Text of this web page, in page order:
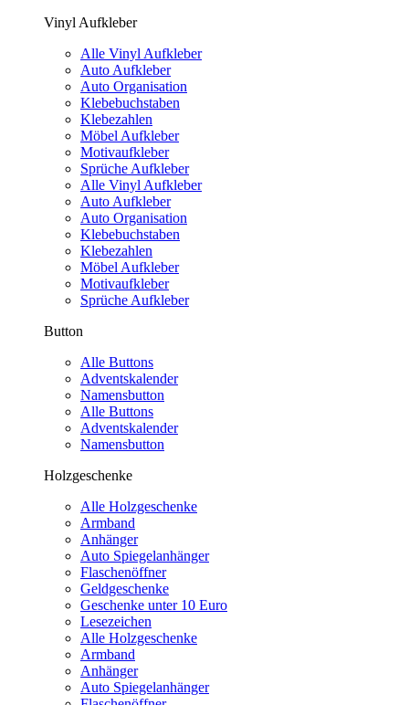
Vinyl Aufkleber
Alle Vinyl Aufkleber
Auto Aufkleber
Auto Organisation
Klebebuchstaben
Klebezahlen
Möbel Aufkleber
Motivaufkleber
Sprüche Aufkleber
Alle Vinyl Aufkleber
Auto Aufkleber
Auto Organisation
Klebebuchstaben
Klebezahlen
Möbel Aufkleber
Motivaufkleber
Sprüche Aufkleber
Button
Alle Buttons
Adventskalender
Namensbutton
Alle Buttons
Adventskalender
Namensbutton
Holzgeschenke
Alle Holzgeschenke
Armband
Anhänger
Auto Spiegelanhänger
Flaschenöffner
Geldgeschenke
Geschenke unter 10 Euro
Lesezeichen
Alle Holzgeschenke
Armband
Anhänger
Auto Spiegelanhänger